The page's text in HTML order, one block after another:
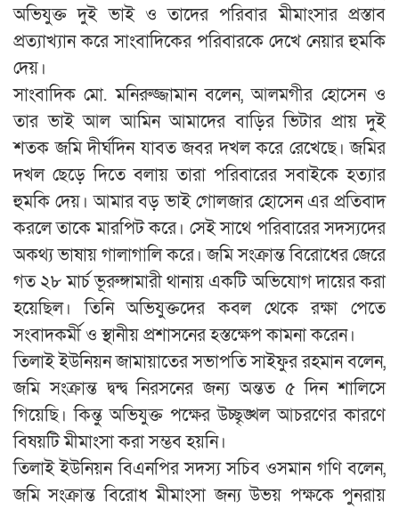
অভিযুক্ত দুই ভাই ও তাদের পরিবার মীমাংসার প্রস্তাব
প্রত্যাখ্যান করে সাংবাদিকের পরিবারকে দেখে নেয়ার হুমকি
দেয়।
সাংবাদিক মো. মনিরুজ্জামান বলেন, আলমগীর হোসেন ও
তার ভাই আল আমিন আমাদের বাড়ির ভিটার প্রায় দুই
শতক জমি দীর্ঘদিন যাবত জবর দখল করে রেখেছে। জমির
দখল ছেড়ে দিতে বলায় তারা পরিবারের সবাইকে হত‍্যার
হুমকি দেয়। আমার বড় ভাই গোলজার হোসেন এর প্রতিবাদ
করলে তাকে মারপিট করে। সেই সাথে পরিবারের সদস্যদের
অকথ্য ভাষায় গালাগালি করে। জমি সংক্রান্ত বিরোধের জেরে
গত ২৮ মার্চ ভূরুঙ্গামারী থানায় একটি অভিযোগ দায়ের করা
হয়েছিল। তিনি অভিযুক্তদের কবল থেকে রক্ষা পেতে
সংবাদকর্মী ও স্থানীয় প্রশাসনের হস্তক্ষেপ কামনা করেন।
তিলাই ইউনিয়ন জামায়াতের সভাপতি সাইফুর রহমান বলেন,
জমি সংক্রান্ত দ্বন্দ্ব নিরসনের জন‍্য অন্তত ৫ দিন শালিসে
গিয়েছি। কিন্তু অভিযুক্ত পক্ষের উচ্ছৃঙ্খল আচরণের কারণে
বিষয়টি মীমাংসা করা সম্ভব হয়নি।
তিলাই ইউনিয়ন বিএনপির সদস্য সচিব ওসমান গণি বলেন,
জমি সংক্রান্ত বিরোধ মীমাংসা জন‍্য উভয় পক্ষকে পুনরায়